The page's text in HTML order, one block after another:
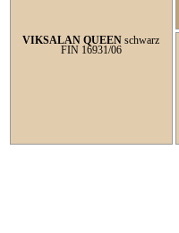
VIKSALAN QUEEN schwarz
FIN 16931/06